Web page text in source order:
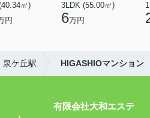
㎡)
円
3LDK (55.00㎡)
6万円
泉ケ丘駅 HIGASHIOマンション
店 有限会社大和エステ